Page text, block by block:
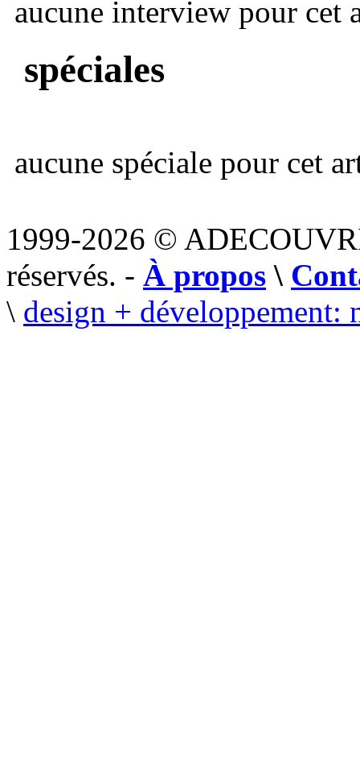
aucune interview pour cet
spéciales
aucune spéciale pour cet
1999-2026 ©
réservés. - À propos \
\ design + développement: